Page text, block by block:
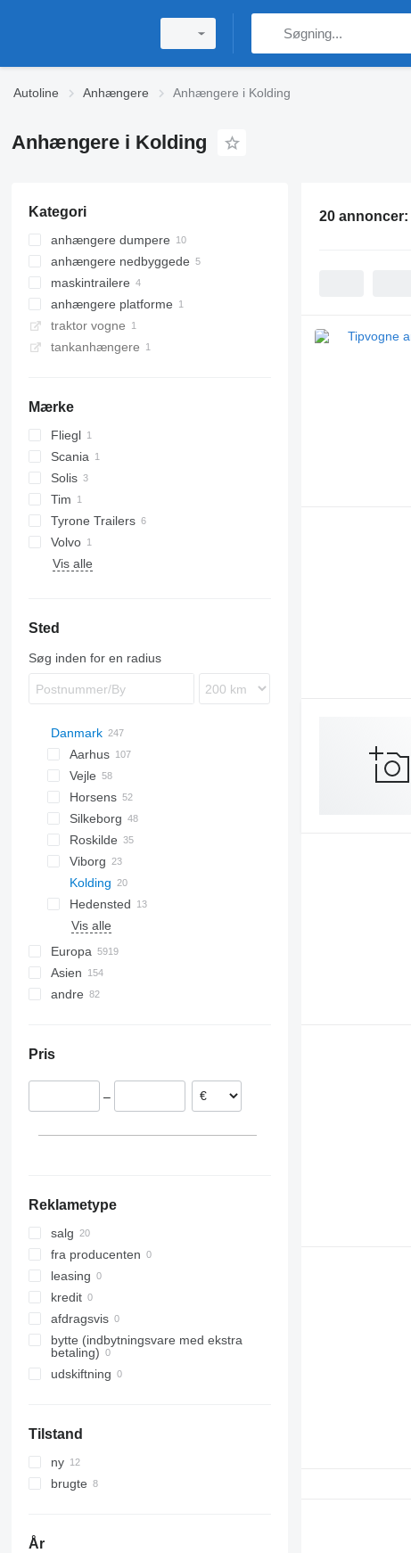
Autoline Anhængere Anhængere i Kolding
Anhængere i Kolding
Kategori
anhængere dumpere
anhængere nedbyggede
maskintrailere
anhængere platforme
traktor vogne
tankanhængere
Mærke
Fliegl
TMK
Scania
Solis
Tim
Tyrone Trailers
Volvo
Vis alle
Sted
Søg inden for en radius
Danmark
Aarhus
Vejle
Horsens
Silkeborg
Roskilde
Viborg
Kolding
Hedensted
Vis alle
Europa
Polen
Tyskland
Belgien
Rumænien
Asien
Kina
andre
Colombia
Pris
–
Reklametype
salg
fra producenten
leasing
kredit
afdragsvis
bytte (indbytningsvare med ekstra
betaling)
udskiftning
Tilstand
ny
brugte
År
20 annoncer: